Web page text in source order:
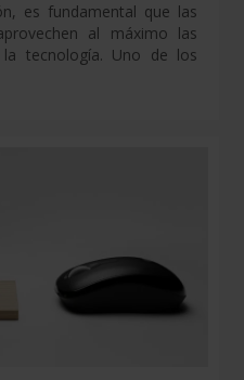
es fundamental que las
al máximo las
tecnología. Uno de los